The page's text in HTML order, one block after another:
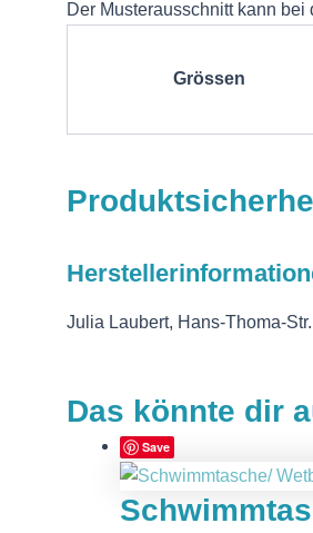
Der Musterausschnitt kann
Grössen
Julia Laubert, Hans-Thoma-
Das könnte dir
Save